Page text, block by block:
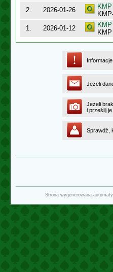
2.
2026-01-26
1.
2026-01-12
Jeżeli
Jeżeli
i prześlij
Sprawdź,
Strona wygenerowana